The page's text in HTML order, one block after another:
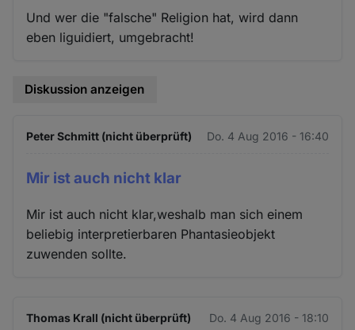
Und wer die "falsche" Religion hat, wird dann
eben liguidiert, umgebracht!
Diskussion anzeigen
Peter Schmitt (nicht überprüft) Do. 4 Aug 2016 - 16:40
Mir ist auch nicht klar
Mir ist auch nicht klar,weshalb man sich einem
beliebig interpretierbaren Phantasieobjekt
zuwenden sollte.
Thomas Krall (nicht überprüft) Do. 4 Aug 2016 - 18:10